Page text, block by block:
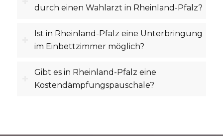
durch einen Wahlarzt in Rheinland-Pfalz?
Ist in Rheinland-Pfalz eine Unterbringung
im Einbettzimmer möglich?
Gibt es in Rheinland-Pfalz eine
Kostendämpfungspauschale?